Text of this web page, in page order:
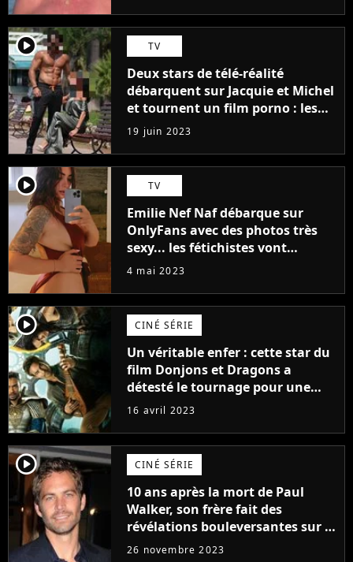
player2 TV
Deux stars de télé-réalité
débarquent sur Jacquie et Michel
et tournent un film porno : les
premières images du tournage
(exclu)
19 juin 2023
player2 TV
Emilie Nef Naf débarque sur
OnlyFans avec des photos très
sexy... les fétichistes vont
prendre leur pied !
4 mai 2023
player2 CINÉ SÉRIE
Un véritable enfer : cette star du
film Donjons et Dragons a
détesté le tournage pour une
raison très spéciale
16 avril 2023
player2 CINÉ SÉRIE
10 ans après la mort de Paul
Walker, son frère fait des
révélations bouleversantes sur la
réaction des acteurs de Fast and
26 novembre 2023